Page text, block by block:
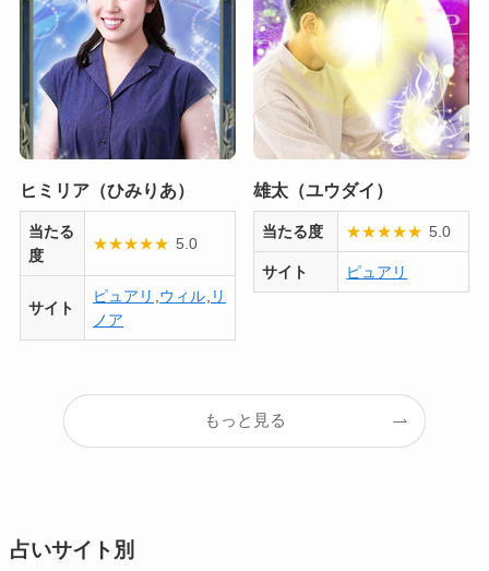
ヒミリア（ひみりあ）
当たる
度
★★★★★ 5.0
サイト
ピュアリ ,ウィル, リ
ノア
雄太（ユウダイ）
当たる度 ★★★★★ 5.0
サイト ピュアリ
もっと見る
占いサイト別